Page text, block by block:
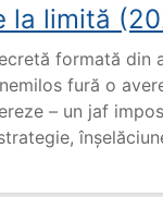
la limită
formată din
fură o
– un jaf